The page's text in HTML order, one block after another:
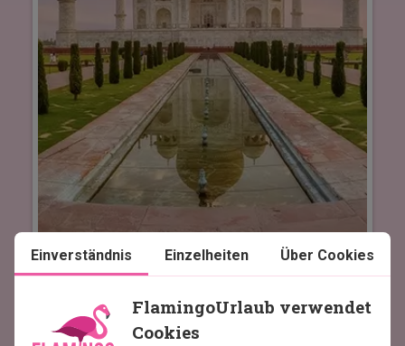
Indien
Einverständnis Einzelheiten Über Cookies
FlamingoUrlaub verwendet
Cookies